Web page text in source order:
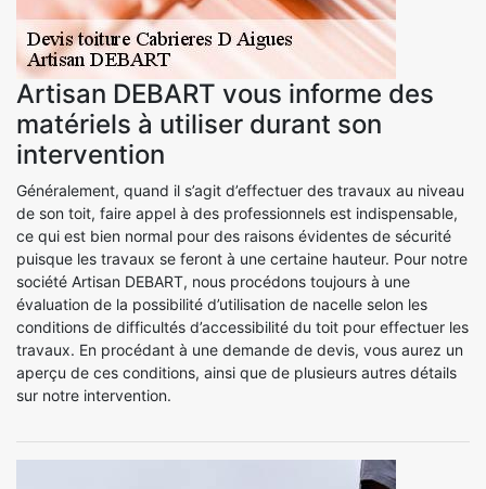
Artisan DEBART vous informe des
matériels à utiliser durant son
intervention
Généralement, quand il s’agit d’effectuer des travaux au niveau
de son toit, faire appel à des professionnels est indispensable,
ce qui est bien normal pour des raisons évidentes de sécurité
puisque les travaux se feront à une certaine hauteur. Pour notre
société Artisan DEBART, nous procédons toujours à une
évaluation de la possibilité d’utilisation de nacelle selon les
conditions de difficultés d’accessibilité du toit pour effectuer les
travaux. En procédant à une demande de devis, vous aurez un
aperçu de ces conditions, ainsi que de plusieurs autres détails
sur notre intervention.